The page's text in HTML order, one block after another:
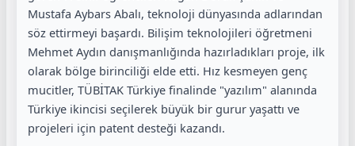
Mustafa Aybars Abalı, teknoloji dünyasında adlarından
söz ettirmeyi başardı. Bilişim teknolojileri öğretmeni
Mehmet Aydın danışmanlığında hazırladıkları proje, ilk
olarak bölge birinciliği elde etti. Hız kesmeyen genç
mucitler, TÜBİTAK Türkiye finalinde "yazılım" alanında
Türkiye ikincisi seçilerek büyük bir gurur yaşattı ve
projeleri için patent desteği kazandı.